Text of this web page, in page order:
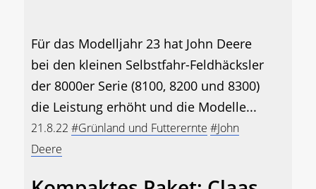
Für das Modelljahr 23 hat John Deere
bei den kleinen Selbstfahr-Feldhäcksler
der 8000er Serie (8100, 8200 und 8300)
die Leistung erhöht und die Modelle...
21.8.22 #Grünland und Futterernte #John
Deere